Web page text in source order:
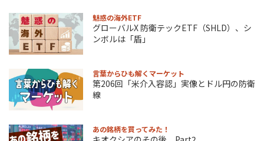
魅惑の海外ETF
グローバルX 防衛テックETF（SHLD）、シ
ンボルは「盾」
言葉からひも解くマーケット
第206回「米介入容認」実像とドル円の防衛
線
あの銘柄を買ってみた！